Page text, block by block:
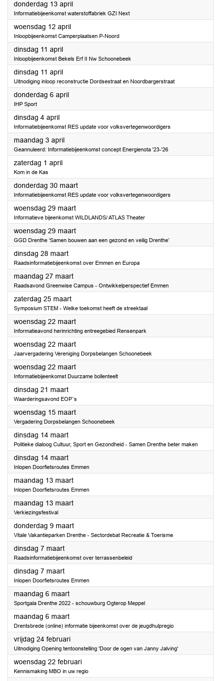
donderdag 13 april2023
Informatiebijeenkomst waterstoffabriek GZI Next
woensdag 12 april2023
Inloopbijeenkomst Camperplaatsen P-Noord
dinsdag 11 april2023
Inloopbijeenkomst Bekels Erf II Nw Schoonebeek
dinsdag 11 april2023
Uitnodiging inloop reconstructie Dordsestraat en Noordbargerstraat
donderdag 6 april2023
IHP Sport
dinsdag 4 april2023
Informatiebijeenkomst RES update voor volksvertegenwoordigers
maandag 3 april2023
Geannuleerd: Informatiebijeenkomst concept Energienota '23-'26
zaterdag 1 april2023
Kom in de Kas
donderdag 30 maart2023
Informatiebijeenkomst RES update voor volksvertegenwoordigers
woensdag 29 maart2023
Informatieve bijeenkomst WILDLANDS/ ATLAS Theater
woensdag 29 maart2023
GGD Drenthe ‘Samen bouwen aan een gezond en veilig Drenthe’
dinsdag 28 maart2023
Raadsinformatiebijeenkomst over Emmen en Europa
maandag 27 maart2023
Raadsavond Greenwise Campus - Ontwikkelperspectief Emmen
zaterdag 25 maart2023
Symposium STEM - Welke toekomst heeft de streektaal
woensdag 22 maart2023
Informatieavond herinrichting entreegebied Rensenpark
woensdag 22 maart2023
Jaarvergadering Vereniging Dorpsbelangen Schoonebeek
woensdag 22 maart2023
Informatiebijeenkomst Duurzame bollenteelt
dinsdag 21 maart2023
Waarderingsavond EOP´s
woensdag 15 maart2023
Vergadering Dorpsbelangen Schoonebeek
dinsdag 14 maart2023
Politieke dialoog Cultuur, Sport en Gezondheid - Samen Drenthe beter maken
dinsdag 14 maart2023
Inlopen Doorfietsroutes Emmen
maandag 13 maart2023
Inlopen Doorfietsroutes Emmen
maandag 13 maart2023
Verkiezingsfestival
donderdag 9 maart2023
Vitale Vakantieparken Drenthe - Sectordebat Recreatie & Toerisme
dinsdag 7 maart2023
Raadsinformatiebijeenkomst over terrassenbeleid
dinsdag 7 maart2023
Inlopen Doorfietsroutes Emmen
maandag 6 maart2023
Sportgala Drenthe 2022 - schouwburg Ogterop Meppel
maandag 6 maart2023
Drentsbrede (online) informatie bijeenkomst over de jeugdhulpregio
vrijdag 24 februari2023
Uitnodiging Opening tentoonstelling 'Door de ogen van Janny Jalving'
woensdag 22 februari2023
Kennismaking MBO in uw regio